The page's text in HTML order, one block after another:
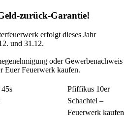
zurück-Garantie!
erfolgt dieses Jahr
und 31.12.
oder Gewerbenachweis
Euer Feuerwerk kaufen.
Pfiffikus 10er
Schachtel –
Feuerwerk kaufen